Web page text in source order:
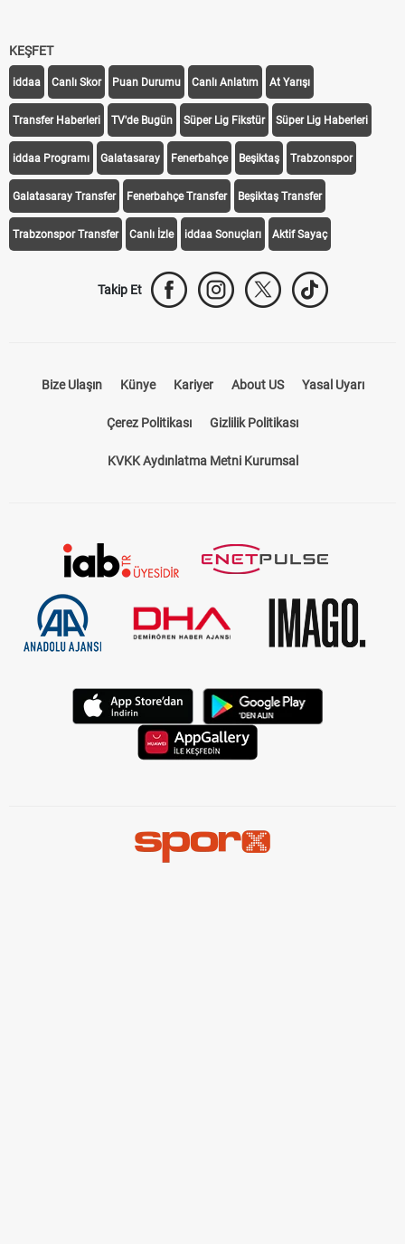
KEŞFET
iddaa Canlı Skor Puan Durumu Canlı Anlatım At Yarışı
Transfer Haberleri TV'de Bugün Süper Lig Fikstür Süper Lig Haberleri
iddaa Programı Galatasaray Fenerbahçe Beşiktaş Trabzonspor
Galatasaray Transfer Fenerbahçe Transfer Beşiktaş Transfer
Trabzonspor Transfer Canlı İzle iddaa Sonuçları Aktif Sayaç
Takip Et
Bize Ulaşın Künye Kariyer About US Yasal Uyarı
Çerez Politikası Gizlilik Politikası
KVKK Aydınlatma Metni Kurumsal